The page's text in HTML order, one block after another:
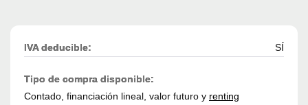
IVA deducible: SÍ
Tipo de compra disponible:
Contado, financiación lineal, valor futuro y renting